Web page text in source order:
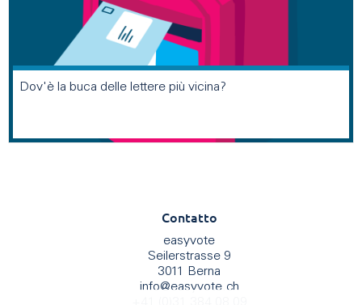
Dov'è la buca delle lettere più vicina?
Contatto
easyvote
Seilerstrasse 9
3011 Berna
info@easyvote.ch